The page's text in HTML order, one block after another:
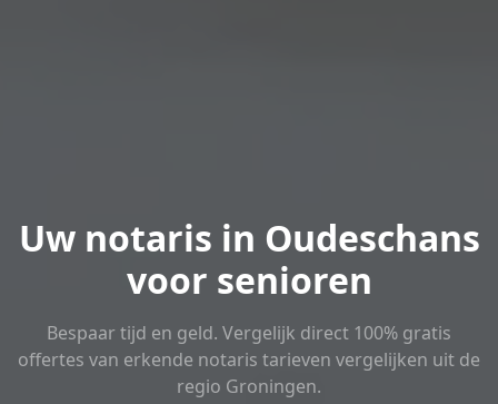
Uw notaris in Oudeschans
voor senioren
Bespaar tijd en geld. Vergelijk direct 100% gratis
offertes van erkende notaris tarieven vergelijken uit de
regio Groningen.